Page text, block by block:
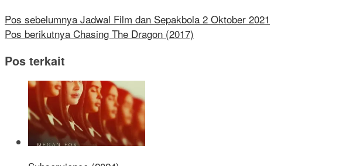
Pos sebelumnya Jadwal Film dan Sepakbola 2 Oktober 2021
Pos berikutnya Chasing The Dragon (2017)
Pos terkait